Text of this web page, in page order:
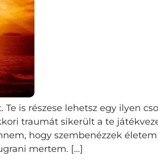
is részese lehetsz egy ilyen
traumát sikerült a te
hogy szembenézzek életem
mertem. […]